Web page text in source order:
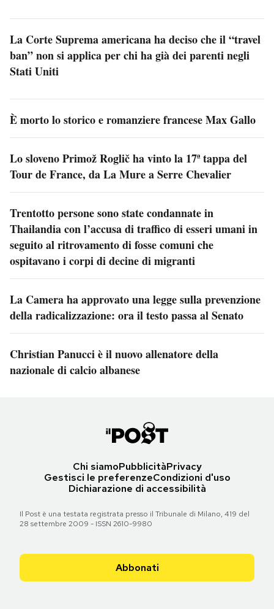
La Corte Suprema americana ha deciso che il “travel
ban” non si applica per chi ha già dei parenti negli
Stati Uniti
È morto lo storico e romanziere francese Max Gallo
Lo sloveno Primož Roglič ha vinto la 17ª tappa del
Tour de France, da La Mure a Serre Chevalier
Trentotto persone sono state condannate in
Thailandia con l’accusa di traffico di esseri umani in
seguito al ritrovamento di fosse comuni che
ospitavano i corpi di decine di migranti
La Camera ha approvato una legge sulla prevenzione
della radicalizzazione: ora il testo passa al Senato
Christian Panucci è il nuovo allenatore della
nazionale di calcio albanese
Chi siamoPubblicitàPrivacy
Gestisci le preferenzeCondizioni d'uso
Dichiarazione di accessibilità
Il Post è una testata registrata presso il Tribunale di Milano, 419 del
28 settembre 2009 - ISSN 2610-9980
Abbonati